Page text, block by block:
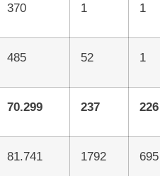
370 1 1
485 52 1
70.299 237 226
81.741 1792 695